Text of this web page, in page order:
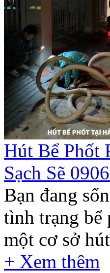
Hút Bể Phốt
Sạch Sẽ
Bạn đang
tình trạng bể
một cơ sở
+ Xem thêm